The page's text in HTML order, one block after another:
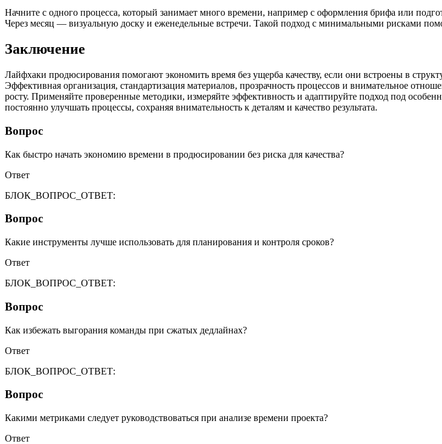
Начните с одного процесса, который занимает много времени, например с оформления брифа или
Через месяц — визуальную доску и еженедельные встречи. Такой подход с минимальными рисками
Заключение
Лайфхаки продюсирования помогают экономить время без ущерба качеству, если они встроены в
Эффективная организация, стандартизация материалов, прозрачность процессов и внимательное
росту. Применяйте проверенные методики, измеряйте эффективность и адаптируйте подход под
постоянно улучшать процессы, сохраняя внимательность к деталям и качество результата.
Вопрос
Как быстро начать экономию времени в продюсировании без риска для качества?
Ответ
БЛОК_ВОПРОС_ОТВЕТ:
Вопрос
Какие инструменты лучше использовать для планирования и контроля сроков?
Ответ
БЛОК_ВОПРОС_ОТВЕТ:
Вопрос
Как избежать выгорания команды при сжатых дедлайнах?
Ответ
БЛОК_ВОПРОС_ОТВЕТ:
Вопрос
Какими метриками следует руководствоваться при анализе времени проекта?
Ответ